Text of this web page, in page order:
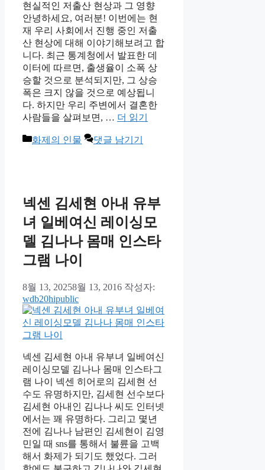
현실적인 저출산 현상과 그 영향
안녕하세요, 여러분! 이번에는 현
재 우리 사회에서 진행 중인 저출
산 현상에 대해 이야기해보려고 합
니다. 최근 통계청에서 발표한 데
이터에 따르면, 출생율이 소폭 상
승할 것으로 분석되지만, 그 상승
폭은 크지 않을 것으로 예상됩니
다. 하지만 우리 주변에서 결혼한
사람들을 살펴보면, … 더 읽기
카
화제의 인물 댓글 남기기
넥센 김세현 아내 유부
녀 일베여신 레이싱모
델 김나나 몸매 인스타
그램 나이
8월 13, 20258월 13, 2016 작성자:
wdb20hipublic
넥센 김세현 아내 유부녀 일베여신
레이싱모델 김나나 몸매 인스타그
램 나이 넥센 히어로의 김세현 선
수도 유명하지만, 김세현 선수보다
김세현 아내인 김나나 씨도 인터넷
에서는 꽤 유명하다. 그리고 몇년
전에 김나나 남편인 김세현이 김영
민일 때 sns를 통해서 불륜을 고백
해서 화제가 되기도 했었다. 그러